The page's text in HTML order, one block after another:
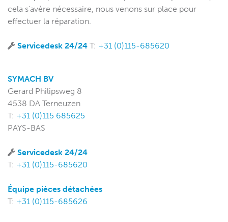
cela s'avère nécessaire, nous venons sur place pour
effectuer la réparation.
Servicedesk 24/24 T: +31 (0)115-685620
SYMACH BV
Gerard Philipsweg 8
4538 DA Terneuzen
T: +31 (0)115 685625
PAYS-BAS
Servicedesk 24/24
T: +31 (0)115-685620
Équipe pièces détachées
T: +31 (0)115-685626